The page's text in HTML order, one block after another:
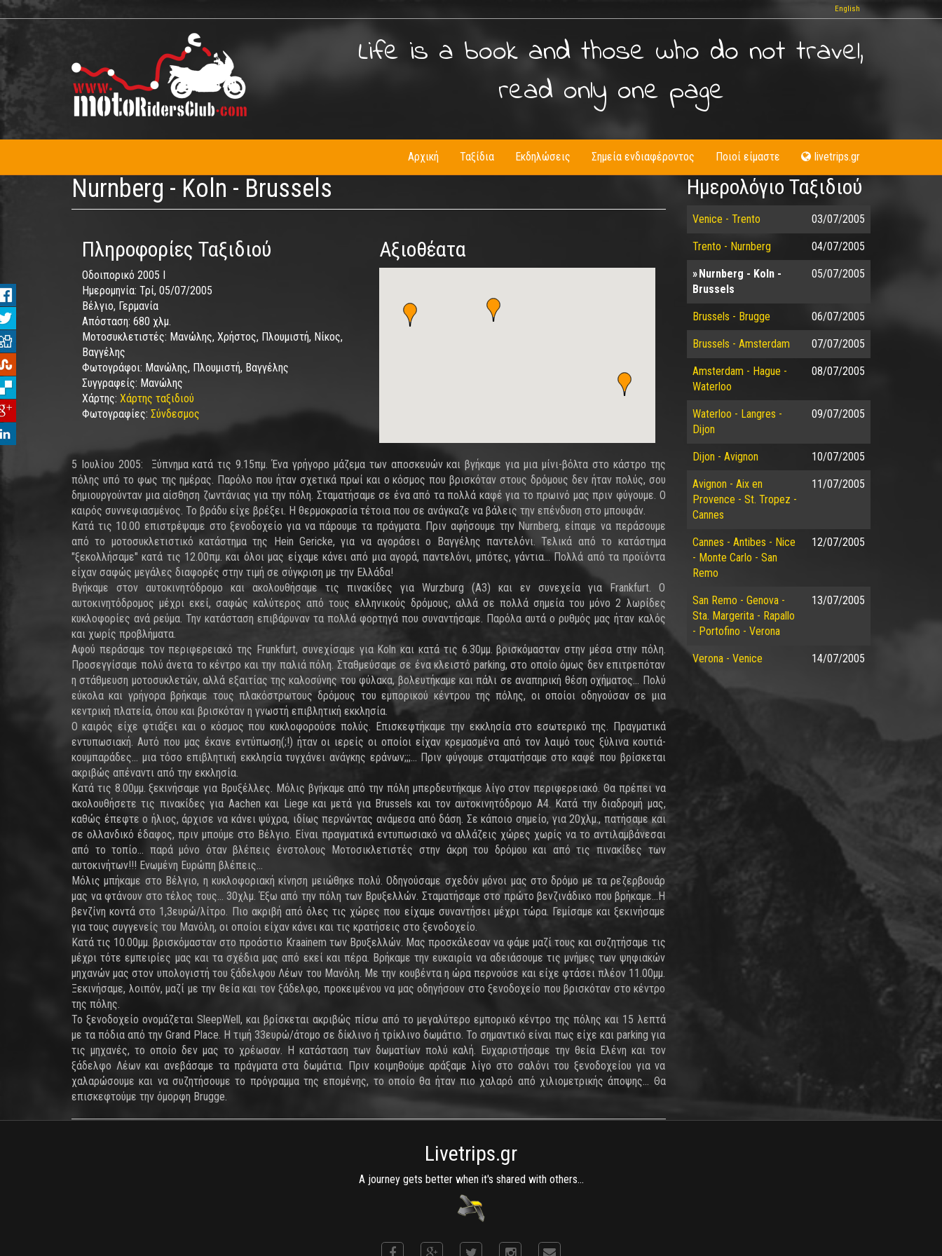
Παράκαμψη
προς
το
κυρίως
περιεχόμενο
English
Life is a book and those who do not travel,
read only one page
Αρχική Ταξίδια Εκδηλώσεις Σημεία ενδιαφέροντος Ποιοί είμαστε livetrips.gr
Nurnberg - Koln - Brussels
Πληροφορίες Ταξιδιού
Οδοιπορικό 2005 I
Ημερομηνία: Τρί, 05/07/2005
Βέλγιο, Γερμανία
Απόσταση: 680 χλμ.
Μοτοσυκλετιστές: Μανώλης, Χρήστος, Πλουμιστή, Νίκος,
Βαγγέλης
Φωτογράφοι: Μανώλης, Πλουμιστή, Βαγγέλης
Συγγραφείς: Μανώλης
Χάρτης: Χάρτης ταξιδιού
Φωτογραφίες: Σύνδεσμος
Αξιοθέατα
5 Ιουλίου 2005: Ξύπνημα κατά τις 9.15πμ. Ένα γρήγορο μάζεμα των αποσκευών και βγήκαμε για μια μίνι-βόλτα στο κάστρο της
πόλης υπό το φως της ημέρας. Παρόλο που ήταν σχετικά πρωί και ο κόσμος που βρισκόταν στους δρόμους δεν ήταν πολύς, σου
δημιουργούνταν μια αίσθηση ζωντάνιας για την πόλη. Σταματήσαμε σε ένα από τα πολλά καφέ για το πρωινό μας πριν φύγουμε. Ο
καιρός συννεφιασμένος. Το βράδυ είχε βρέξει. Η θερμοκρασία τέτοια που σε ανάγκαζε να βάλεις την επένδυση στο μπουφάν.
Κατά τις 10.00 επιστρέψαμε στο ξενοδοχείο για να πάρουμε τα πράγματα. Πριν αφήσουμε την Nurnberg, είπαμε να περάσουμε
από το μοτοσυκλετιστικό κατάστημα της Hein Gericke, για να αγοράσει ο Βαγγέλης παντελόνι. Τελικά από το κατάστημα
"ξεκολλήσαμε" κατά τις 12.00πμ. και όλοι μας είχαμε κάνει από μια αγορά, παντελόνι, μπότες, γάντια... Πολλά από τα προϊόντα
είχαν σαφώς μεγάλες διαφορές στην τιμή σε σύγκριση με την Ελλάδα!
Βγήκαμε στον αυτοκινητόδρομο και ακολουθήσαμε τις πινακίδες για Wurzburg (A3) και εν συνεχεία για Frankfurt. Ο
αυτοκινητόδρομος μέχρι εκεί, σαφώς καλύτερος από τους ελληνικούς δρόμους, αλλά σε πολλά σημεία του μόνο 2 λωρίδες
κυκλοφορίες ανά ρεύμα. Την κατάσταση επιβάρυναν τα πολλά φορτηγά που συναντήσαμε. Παρόλα αυτά ο ρυθμός μας ήταν καλός
και χωρίς προβλήματα.
Αφού περάσαμε τον περιφερειακό της Frunkfurt, συνεχίσαμε για Koln και κατά τις 6.30μμ. βρισκόμασταν στην μέσα στην πόλη.
Προσεγγίσαμε πολύ άνετα το κέντρο και την παλιά πόλη. Σταθμεύσαμε σε ένα κλειστό parking, στο οποίο όμως δεν επιτρεπόταν
η στάθμευση μοτοσυκλετών, αλλά εξαιτίας της καλοσύνης του φύλακα, βολευτήκαμε και πάλι σε αναπηρική θέση οχήματος... Πολύ
εύκολα και γρήγορα βρήκαμε τους πλακόστρωτους δρόμους του εμπορικού κέντρου της πόλης, οι οποίοι οδηγούσαν σε μια
κεντρική πλατεία, όπου και βρισκόταν η γνωστή επιβλητική εκκλησία.
Ο καιρός είχε φτιάξει και ο κόσμος που κυκλοφορούσε πολύς. Επισκεφτήκαμε την εκκλησία στο εσωτερικό της. Πραγματικά
εντυπωσιακή. Αυτό που μας έκανε εντύπωση(;!) ήταν οι ιερείς οι οποίοι είχαν κρεμασμένα από τον λαιμό τους ξύλινα κουτιά-
κουμπαράδες... μια τόσο επιβλητική εκκλησία τυγχάνει ανάγκης εράνων;;;... Πριν φύγουμε σταματήσαμε στο καφέ που βρίσκεται
ακριβώς απέναντι από την εκκλησία.
Κατά τις 8.00μμ. ξεκινήσαμε για Βρυξέλλες. Μόλις βγήκαμε από την πόλη μπερδευτήκαμε λίγο στον περιφερειακό. Θα πρέπει να
ακολουθήσετε τις πινακίδες για Aachen και Liege και μετά για Βrussels και τον αυτοκινητόδρομο Α4. Κατά την διαδρομή μας,
καθώς έπεφτε ο ήλιος, άρχισε να κάνει ψύχρα, ιδίως περνώντας ανάμεσα από δάση. Σε κάποιο σημείο, για 20χλμ., πατήσαμε και
σε ολλανδικό έδαφος, πριν μπούμε στο Βέλγιο. Είναι πραγματικά εντυπωσιακό να αλλάζεις χώρες χωρίς να το αντιλαμβάνεσαι
από το τοπίο... παρά μόνο όταν βλέπεις ένστολους Μοτοσικλετιστές στην άκρη του δρόμου και από τις πινακίδες των
αυτοκινήτων!!! Ενωμένη Ευρώπη βλέπεις...
Μόλις μπήκαμε στο Βέλγιο, η κυκλοφοριακή κίνηση μειώθηκε πολύ. Οδηγούσαμε σχεδόν μόνοι μας στο δρόμο με τα ρεζερβουάρ
μας να φτάνουν στο τέλος τους... 30χλμ. Έξω από την πόλη των Βρυξελλών. Σταματήσαμε στο πρώτο βενζινάδικο που βρήκαμε...Η
βενζίνη κοντά στο 1,3ευρώ/λίτρο. Πιο ακριβή από όλες τις χώρες που είχαμε συναντήσει μέχρι τώρα. Γεμίσαμε και ξεκινήσαμε
για τους συγγενείς του Μανόλη, οι οποίοι είχαν κάνει και τις κρατήσεις στο ξενοδοχείο.
Κατά τις 10.00μμ. βρισκόμασταν στο προάστιο Kraainem των Βρυξελλών. Μας προσκάλεσαν να φάμε μαζί τους και συζητήσαμε τις
μέχρι τότε εμπειρίες μας και τα σχέδια μας από εκεί και πέρα. Βρήκαμε την ευκαιρία να αδειάσουμε τις μνήμες των ψηφιακών
μηχανών μας στον υπολογιστή του ξάδελφου Λέων του Μανόλη. Με την κουβέντα η ώρα περνούσε και είχε φτάσει πλέον 11.00μμ.
Ξεκινήσαμε, λοιπόν, μαζί με την θεία και τον ξάδελφο, προκειμένου να μας οδηγήσουν στο ξενοδοχείο που βρισκόταν στο κέντρο
της πόλης.
Το ξενοδοχείο ονομάζεται SleepWell, και βρίσκεται ακριβώς πίσω από το μεγαλύτερο εμπορικό κέντρο της πόλης και 15 λεπτά
με τα πόδια από την Grand Place. Η τιμή 33ευρώ/άτομο σε δίκλινο ή τρίκλινο δωμάτιο. Το σημαντικό είναι πως είχε και parking για
τις μηχανές, το οποίο δεν μας το χρέωσαν. Η κατάσταση των δωματίων πολύ καλή. Ευχαριστήσαμε την θεία Ελένη και τον
ξάδελφο Λέων και ανεβάσαμε τα πράγματα στα δωμάτια. Πριν κοιμηθούμε αράξαμε λίγο στο σαλόνι του ξενοδοχείου για να
χαλαρώσουμε και να συζητήσουμε το πρόγραμμα της επομένης, το οποίο θα ήταν πιο χαλαρό από χιλιομετρικής άποψης… Θα
επισκεφτούμε την όμορφη Brugge.
Ημερολόγιο Ταξιδιού
Venice - Trento 03/07/2005
Trento - Nurnberg 04/07/2005
Nurnberg - Koln -
Brussels
05/07/2005
Brussels - Brugge 06/07/2005
Brussels - Amsterdam 07/07/2005
Amsterdam - Hague -
Waterloo
08/07/2005
Waterloo - Langres -
Dijon
09/07/2005
Dijon - Avignon 10/07/2005
Avignon - Aix en
Provence - St. Tropez -
Cannes
11/07/2005
Cannes - Antibes - Nice
- Monte Carlo - San
Remo
12/07/2005
San Remo - Genova -
Sta. Margerita - Rapallo
- Portofino - Verona
13/07/2005
Verona - Venice 14/07/2005
Livetrips.gr
A journey gets better when it's shared with others...